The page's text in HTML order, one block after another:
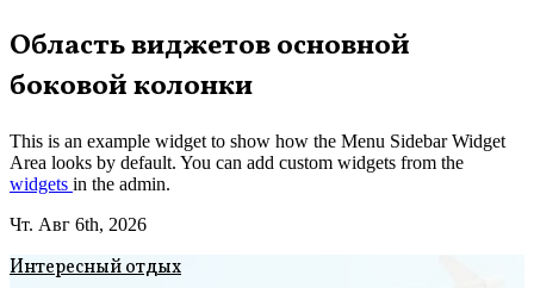
Перейти
к
содержимому
Область виджетов основной
боковой колонки
This is an example widget to show how the Menu Sidebar Widget
Area looks by default. You can add custom widgets from the
widgets in the admin.
Чт. Авг 6th, 2026
Интересный отдых